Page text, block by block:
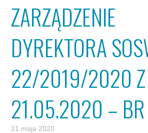
ZARZĄDZENIE
DYREKTORA
22/2019/2020 Z
21.05.2020 – BR
21 maja 2020